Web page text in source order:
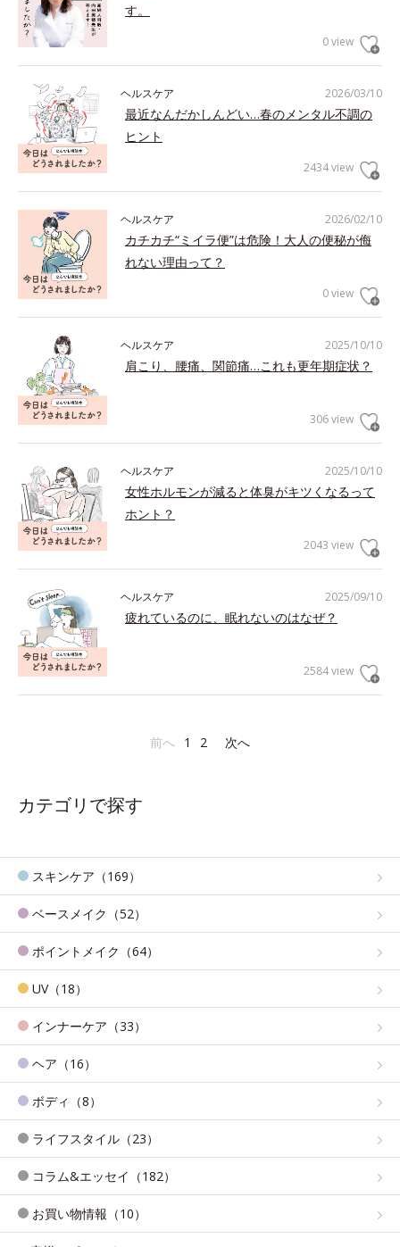
す。
0 view
2026/03/10
ヘルスケア
最近なんだかしんどい…春のメンタル不調の
ヒント
2434 view
2026/02/10
ヘルスケア
カチカチ“ミイラ便”は危険！大人の便秘が侮
れない理由って？
0 view
2025/10/10
ヘルスケア
肩こり、腰痛、関節痛…これも更年期症状？
306 view
2025/10/10
ヘルスケア
女性ホルモンが減ると体臭がキツくなるって
ホント？
2043 view
2025/09/10
ヘルスケア
疲れているのに、眠れないのはなぜ？
2584 view
前へ 1 2 次へ
カテゴリで探す
スキンケア（169）
ベースメイク（52）
ポイントメイク（64）
UV（18）
インナーケア（33）
ヘア（16）
ボディ（8）
ライフスタイル（23）
コラム&エッセイ（182）
お買い物情報（10）